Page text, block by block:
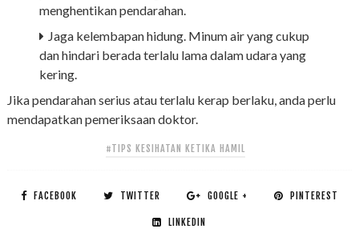
menghentikan pendarahan.
Jaga kelembapan hidung. Minum air yang cukup
dan hindari berada terlalu lama dalam udara yang
kering.
Jika pendarahan serius atau terlalu kerap berlaku, anda perlu
mendapatkan pemeriksaan doktor.
#TIPS KESIHATAN KETIKA HAMIL
FACEBOOK TWITTER GOOGLE + PINTEREST
LINKEDIN